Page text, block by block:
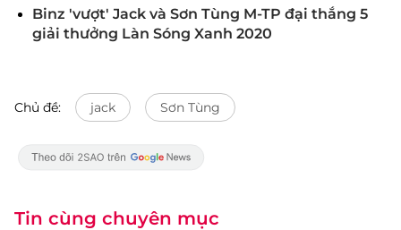
Binz 'vượt' Jack và Sơn Tùng M-TP đại thắng 5
giải thưởng Làn Sóng Xanh 2020
Chủ đề: jack Sơn Tùng
Tin cùng chuyên mục